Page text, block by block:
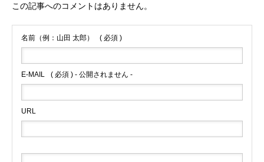
この記事へのコメントはありません。
名前（例：山田 太郎） ( 必須 )
E-MAIL ( 必須 ) - 公開されません -
URL